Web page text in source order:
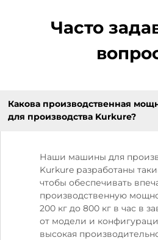
Часто
Какова производственная
для производства Kurkure?
Наши машины для
Kurkure разработаны
чтобы обеспечивать
производственную
200 кг до 800 кг в час в
от модели и
высокая